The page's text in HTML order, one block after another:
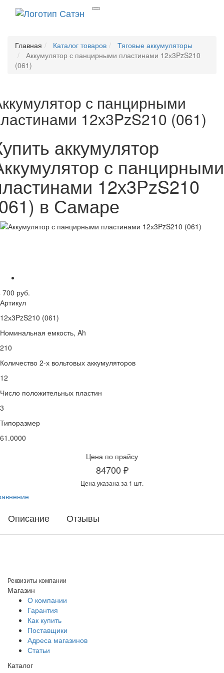
Главная Каталог товаров
Тяговые аккумуляторы
Аккумулятор с панцирными пластинами 12х3PzS210
(061)
с панцирными
12х3PzS210 (061)
аккумулятор
с панцирными
12х3PzS210
в Самаре
700 руб.
Артикул
12х3PzS210 (061)
Номинальная емкость, Ah
210
Количество 2-х вольтовых аккумуляторов
12
Число положительных пластин
3
Типоразмер
61.0000
Цена по прайсу
84700 ₽
Цена указана за 1 шт.
Описание Отзывы
Реквизиты компании
Магазин
О компании
Гарантия
Как купить
Поставщики
Адреса магазинов
Статьи
Каталог